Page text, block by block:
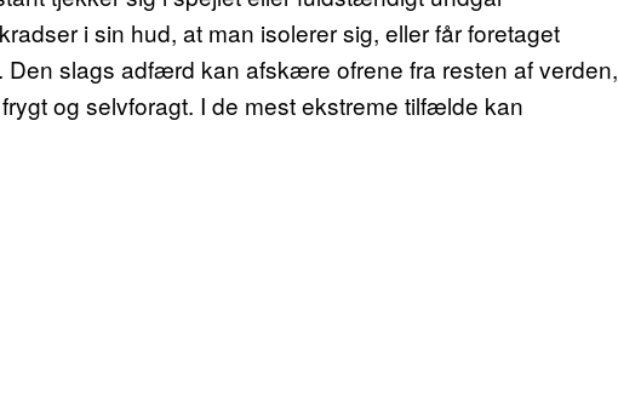
i sin hud, at man isolerer sig, eller får foretaget
slags adfærd kan afskære ofrene fra resten af verden,
og selvforagt. I de mest ekstreme tilfælde kan